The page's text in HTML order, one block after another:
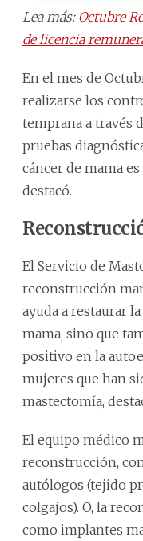
Lea más: Octubre
de licencia
En el mes de
realizarse los
temprana a través
pruebas
cáncer de mama
destacó.
El Servicio de
reconstrucción
ayuda a restaurar
mama, sino que
positivo en la
mujeres que han
mastectomía,
El equipo médico
reconstrucción,
autólogos (tejido
colgajos). O, la
como implantes